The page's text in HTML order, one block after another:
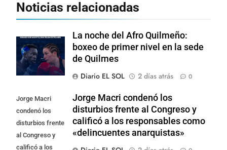
Noticias relacionadas
La noche del Afro Quilmeño:
boxeo de primer nivel en la sede
de Quilmes
Diario EL SOL
2 días atrás 0
Jorge Macri
condenó los
disturbios frente
al Congreso y
calificó a los
Jorge Macri condenó los
disturbios frente al Congreso y
calificó a los responsables como
«delincuentes anarquistas»